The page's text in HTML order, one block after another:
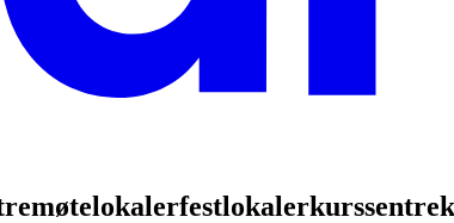
møtelokalerfestlokalerkurssentre